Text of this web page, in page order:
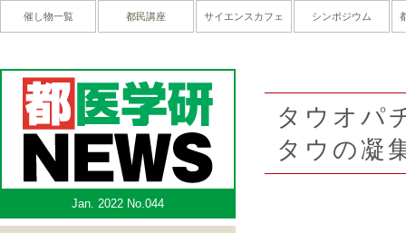
催し物一覧 都民講座 サイエンスカフェ シンポジウム
Jan. 2022 No.044
タウオパ
タウの凝